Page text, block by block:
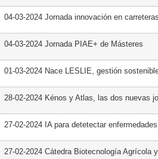
04-03-2024 Jornada innovación en
04-03-2024 Jornada PIAE+ de Másteres
01-03-2024 Nace LESLIE, gestión
28-02-2024 Kénos y Atlas, las dos nuevas
27-02-2024 IA para detetectar
27-02-2024 Cátedra Biotecnología Agrícola